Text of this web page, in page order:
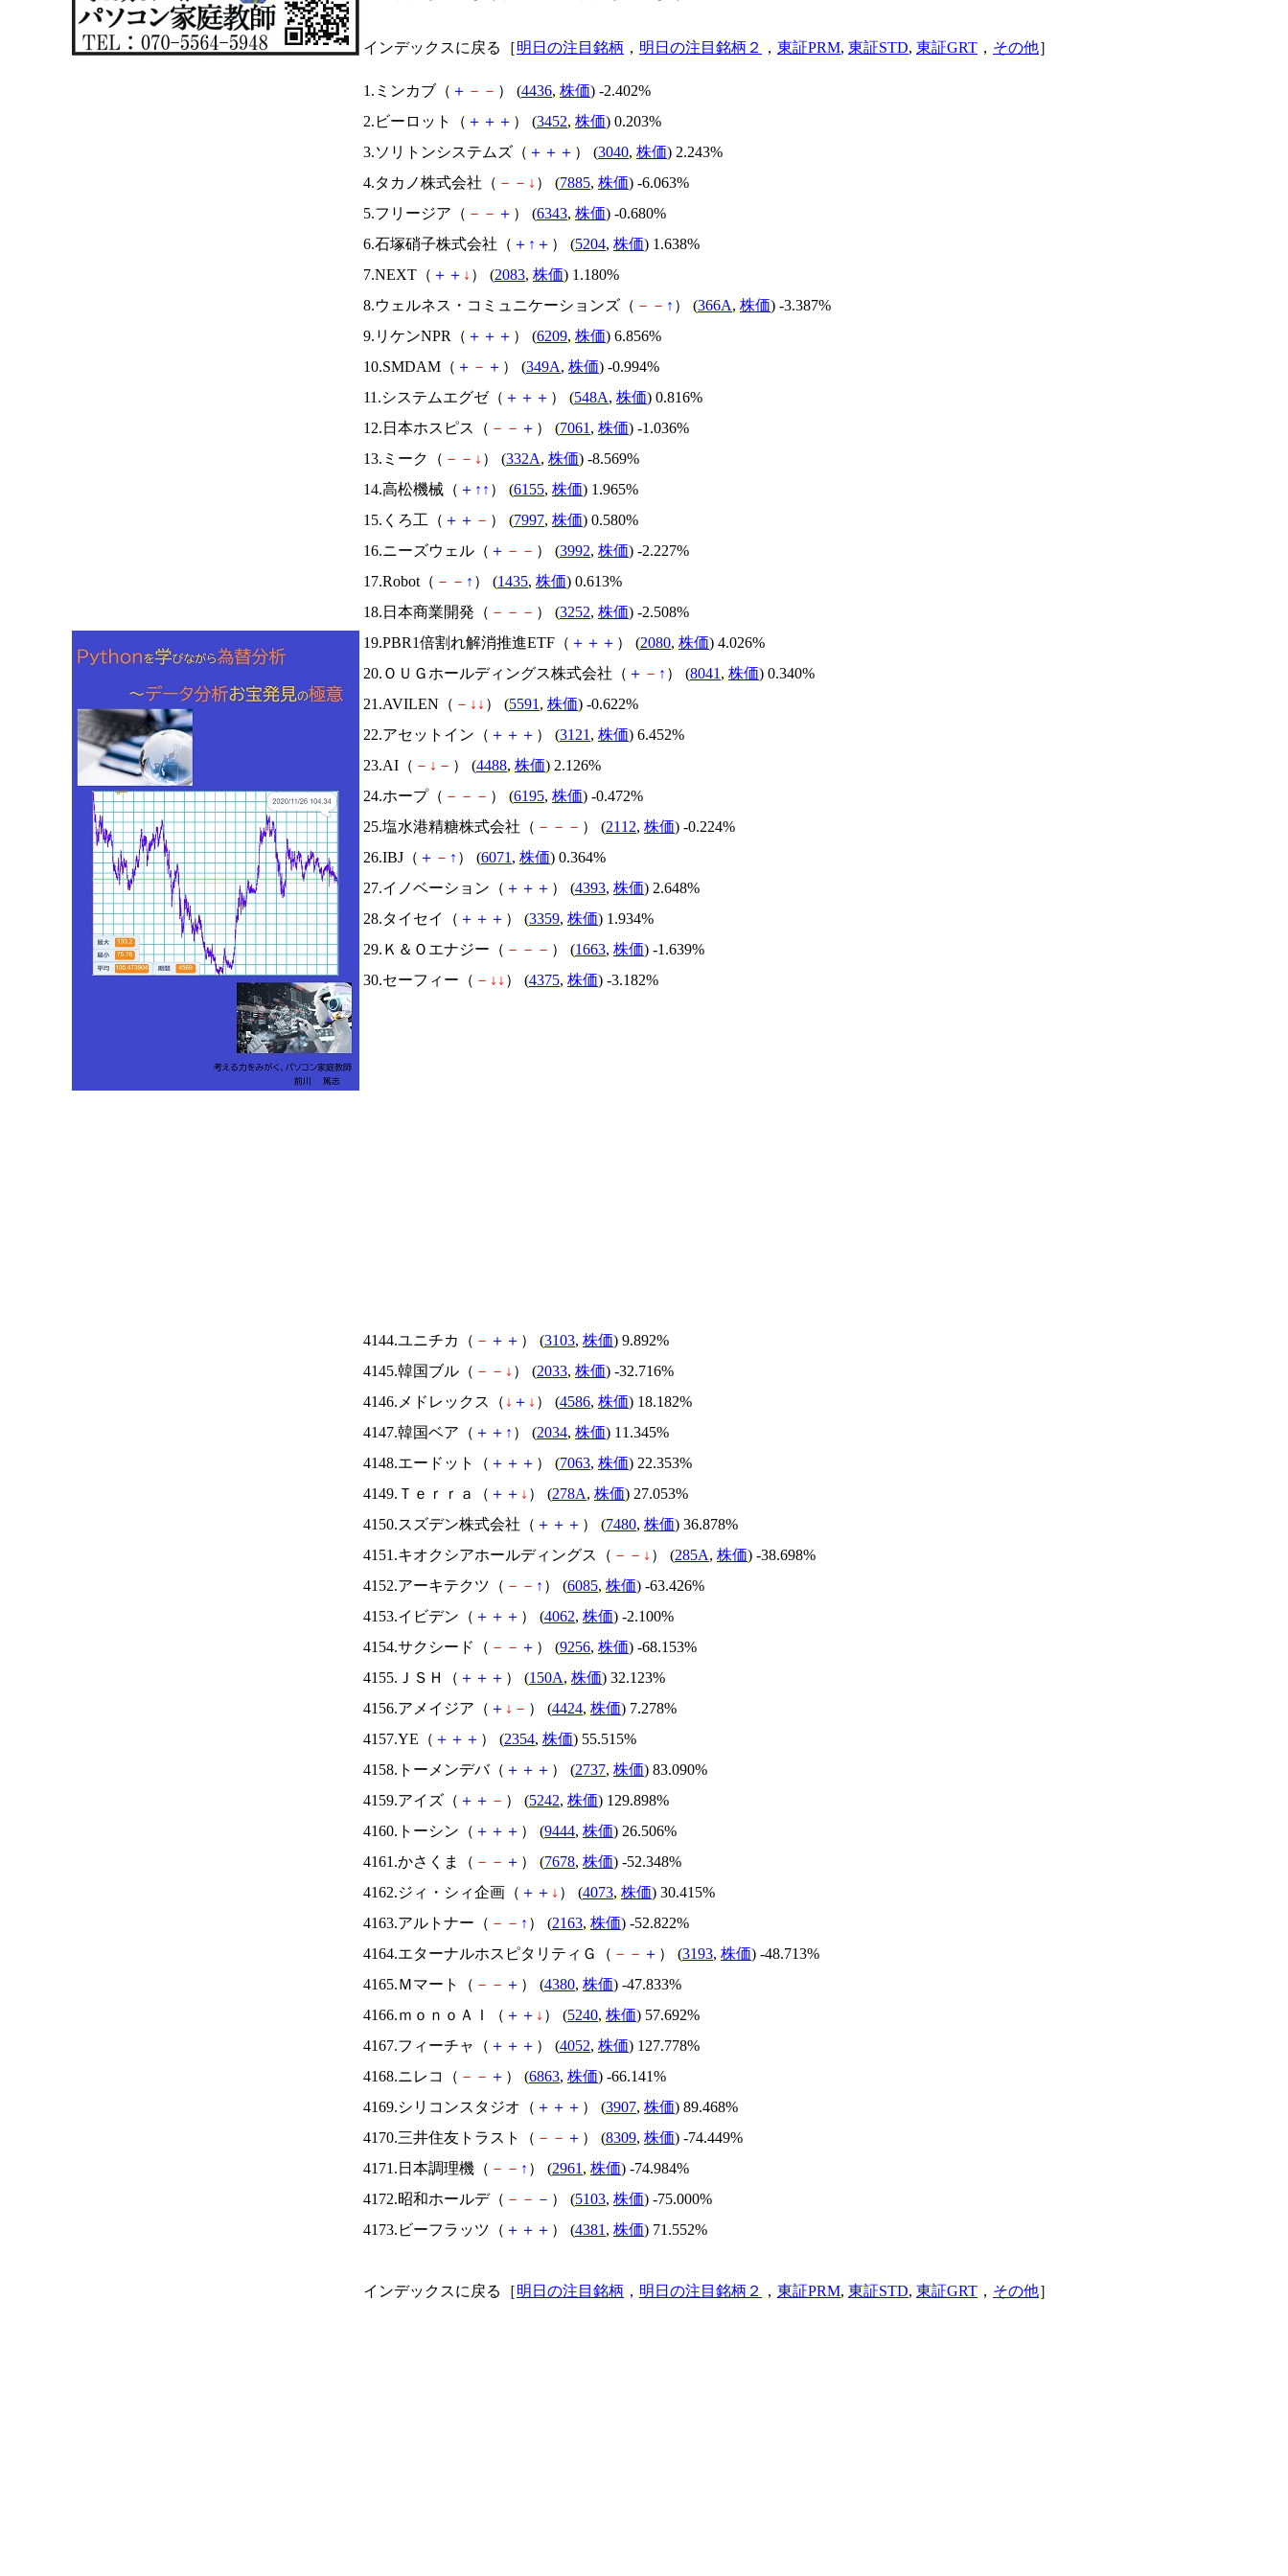
インデックスに戻る［明日の注目銘柄 ， 明日の注目銘柄２ ， 東証PRM, 東証STD, 東証GRT ， その他］
1.ミンカブ（ ＋ － － ） (4436, 株価) -2.402%
2.ビーロット（ ＋ ＋ ＋ ） (3452, 株価) 0.203%
3.ソリトンシステムズ（ ＋ ＋ ＋ ） (3040, 株価) 2.243%
4.タカノ株式会社（ － － ↓ ） (7885, 株価) -6.063%
5.フリージア（ － － ＋ ） (6343, 株価) -0.680%
6.石塚硝子株式会社（ ＋ ↑ ＋ ） (5204, 株価) 1.638%
7.NEXT（ ＋ ＋ ↓ ） (2083, 株価) 1.180%
8.ウェルネス・コミュニケーションズ（ － － ↑ ） (366A, 株価) -3.387%
9.リケンNPR（ ＋ ＋ ＋ ） (6209, 株価) 6.856%
10.SMDAM（ ＋ － ＋ ） (349A, 株価) -0.994%
11.システムエグゼ（ ＋ ＋ ＋ ） (548A, 株価) 0.816%
12.日本ホスピス（ － － ＋ ） (7061 , 株価) -1.036%
13.ミーク（ － － ↓ ） (332A, 株価) -8.569%
14.高松機械（ ＋ ↑ ↑ ） (6155, 株価) 1.965%
15.くろ工（ ＋ ＋ － ） (7997, 株価) 0.580%
16.ニーズウェル（ ＋ － － ） (3992, 株価) -2.227%
17.Robot（ － － ↑ ） (1435, 株価) 0.613%
18.日本商業開発（ － － － ） (3252, 株価) -2.508%
19.PBR1倍割れ解消推進ETF（ ＋ ＋ ＋ ） (2080, 株価) 4.026%
20.ＯＵＧホールディングス株式会社（ ＋ － ↑ ） (8041 , 株価) 0.340%
21.AVILEN（ － ↓ ↓ ） (5591 , 株価) -0.622%
22.アセットイン（ ＋ ＋ ＋ ） (3121 , 株価) 6.452%
23.AI（ － ↓ － ） (4488, 株価) 2.126%
24.ホープ（ － － － ） (6195, 株価) -0.472%
25.塩水港精糖株式会社（ － － － ） (2112, 株価) -0.224%
26.IBJ（ ＋ － ↑ ） (6071 , 株価) 0.364%
27.イノベーション（ ＋ ＋ ＋ ） (4393, 株価) 2.648%
28.タイセイ（ ＋ ＋ ＋ ） (3359, 株価) 1.934%
29.Ｋ＆Ｏエナジー（ － － － ） (1663, 株価) -1.639%
30.セーフィー（ － ↓ ↓ ） (4375, 株価) -3.182%
4144.ユニチカ（ － ＋ ＋ ） (3103, 株価) 9.892%
4145.韓国ブル（ － － ↓ ） (2033, 株価) -32.716%
4146.メドレックス（ ↓ ＋ ↓ ） (4586, 株価) 18.182%
4147.韓国ベア（ ＋ ＋ ↑ ） (2034, 株価) 11.345%
4148.エードット（ ＋ ＋ ＋ ） (7063, 株価) 22.353%
4149.Ｔｅｒｒａ（ ＋ ＋ ↓ ） (278A, 株価) 27.053%
4150.スズデン株式会社（ ＋ ＋ ＋ ） (7480, 株価) 36.878%
4151.キオクシアホールディングス（ － － ↓ ） (285A, 株価) -38.698%
4152.アーキテクツ（ － － ↑ ） (6085, 株価) -63.426%
4153.イビデン（ ＋ ＋ ＋ ） (4062, 株価) -2.100%
4154.サクシード（ － － ＋ ） (9256, 株価) -68.153%
4155.ＪＳＨ（ ＋ ＋ ＋ ） (150A, 株価) 32.123%
4156.アメイジア（ ＋ ↓ － ） (4424, 株価) 7.278%
4157.YE（ ＋ ＋ ＋ ） (2354, 株価) 55.515%
4158.トーメンデバ（ ＋ ＋ ＋ ） (2737, 株価) 83.090%
4159.アイズ（ ＋ ＋ － ） (5242, 株価) 129.898%
4160.トーシン（ ＋ ＋ ＋ ） (9444, 株価) 26.506%
4161.かさくま（ － － ＋ ） (7678, 株価) -52.348%
4162.ジィ・シィ企画（ ＋ ＋ ↓ ） (4073, 株価) 30.415%
4163.アルトナー（ － － ↑ ） (2163, 株価) -52.822%
4164.エターナルホスピタリティＧ（ － － ＋ ） (3193, 株価) -48.713%
4165.Ｍマート（ － － ＋ ） (4380, 株価) -47.833%
4166.ｍｏｎｏＡＩ（ ＋ ＋ ↓ ） (5240, 株価) 57.692%
4167.フィーチャ（ ＋ ＋ ＋ ） (4052, 株価) 127.778%
4168.ニレコ（ － － ＋ ） (6863, 株価) -66.141%
4169.シリコンスタジオ（ ＋ ＋ ＋ ） (3907, 株価) 89.468%
4170.三井住友トラスト（ － － ＋ ） (8309, 株価) -74.449%
4171.日本調理機（ － － ↑ ） (2961 , 株価) -74.984%
4172.昭和ホールデ（ － － － ） (5103, 株価) -75.000%
4173.ビーフラッツ（ ＋ ＋ ＋ ） (4381 , 株価) 71.552%
インデックスに戻る［明日の注目銘柄 ， 明日の注目銘柄２ ， 東証PRM, 東証STD, 東証GRT ， その他］